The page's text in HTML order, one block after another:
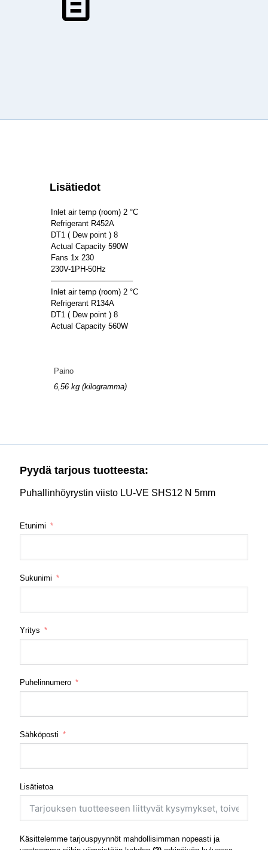
Lisätiedot
Inlet air temp (room) 2 °C
Refrigerant R452A
DT1 ( Dew point ) 8
Actual Capacity 590W
Fans 1x 230
230V-1PH-50Hz
——————————–
Inlet air temp (room) 2 °C
Refrigerant R134A
DT1 ( Dew point ) 8
Actual Capacity 560W
Paino
6,56 kg (kilogramma)
Pyydä tarjous tuotteesta:
Puhallinhöyrystin viisto LU-VE SHS12 N 5mm
Etunimi
Sukunimi
Yritys
Puhelinnumero
Sähköposti
Lisätietoa
Käsittelemme tarjouspyynnöt mahdollisimman nopeasti ja